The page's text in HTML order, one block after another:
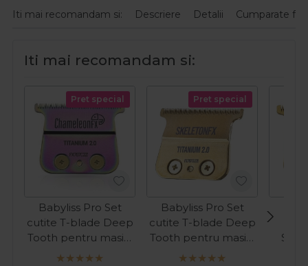
Iti mai recomandam si: Descriere Detalii Cumparate
Iti mai recomandam si:
Pret special
Babyliss Pro Set
cutite T-blade Deep
Tooth pentru masini
de contur - Titanium
Pret special
Babyliss Pro Set
cutite T-blade Deep
Tooth pentru masini
de contur - Titanium